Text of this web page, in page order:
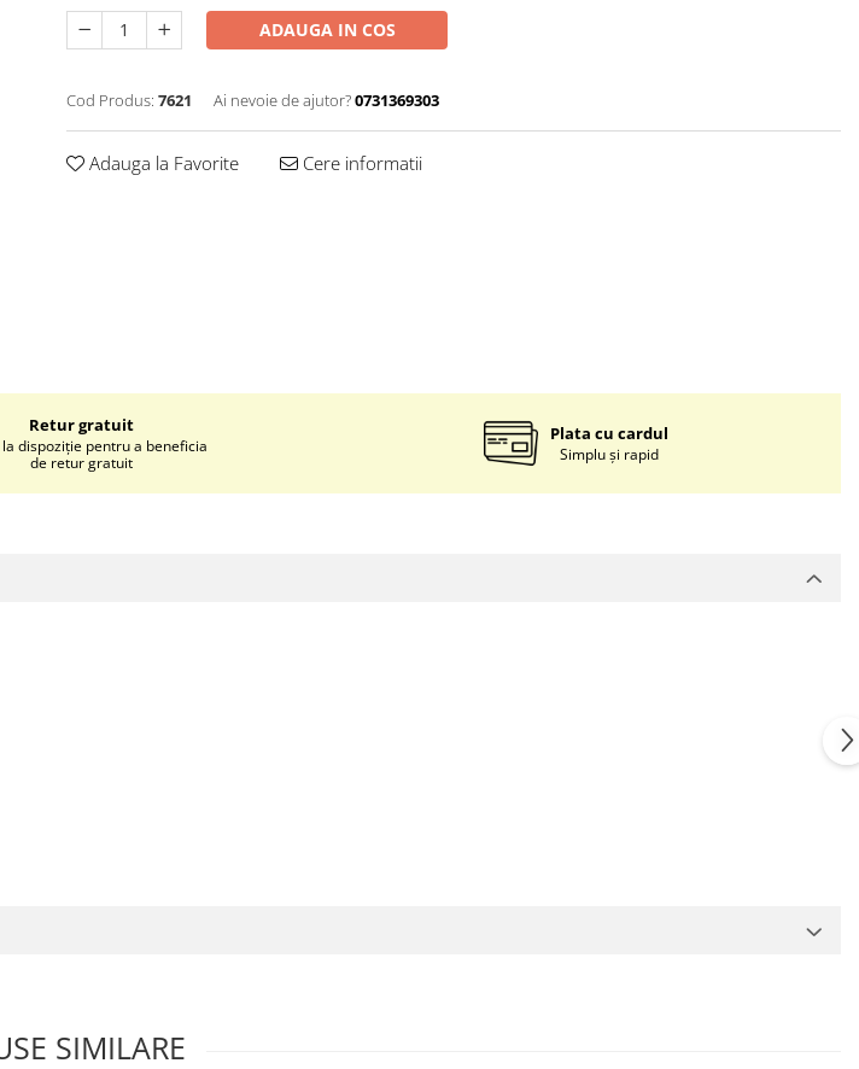
ADAUGA IN COS
Cod Produs: 7621 Ai nevoie de ajutor?0731369303
Adauga la Favorite Cere informatii
Retur gratuit
la dispoziție pentru a beneficia
de retur gratuit
Plata cu cardul
Simplu și rapid
SIMILARE